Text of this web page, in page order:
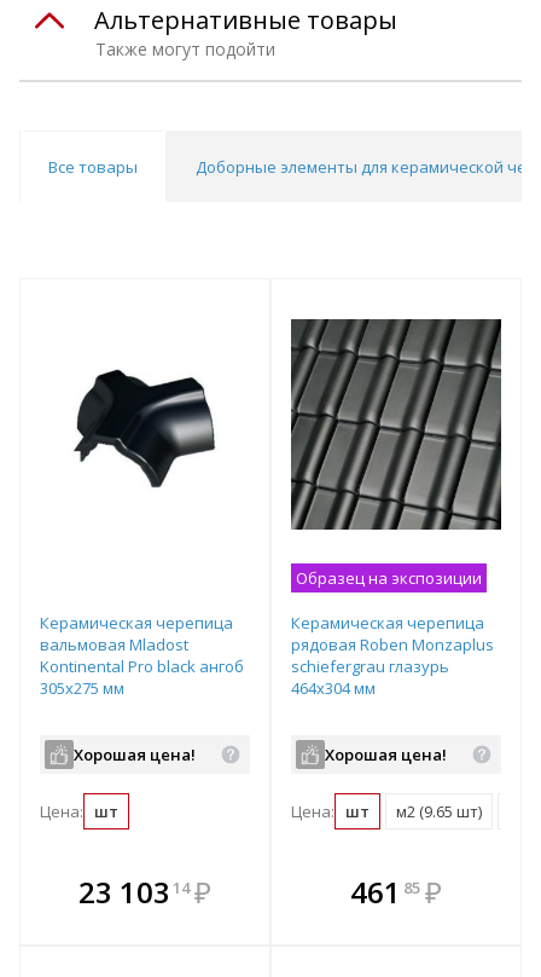
Также могут подойти
Альтернативные товары
Все товары Доборные элементы для керамической
Керамическая черепица
вальмовая Mladost
Kontinental Pro black ангоб
305х275 мм
Хорошая цена!
Цена: шт
23 103 14 ₽
В комплекте
всегда выгоднее!
Образец на экспозиции
Керамическая черепица
рядовая Roben Monzaplus
schiefergrau глазурь
464х304 мм
Хорошая цена!
Цена: шт м2 (9.65 шт)
В комплекте
всегда выгоднее!
461 85 ₽